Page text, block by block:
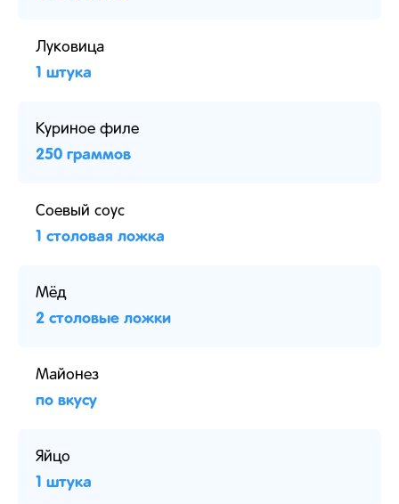
Луковица
1 штука
Куриное филе
250 граммов
Соевый соус
1 столовая ложка
Мёд
2 столовые ложки
Майонез
по вкусу
Яйцо
1 штука